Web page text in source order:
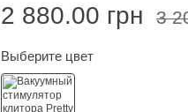
2 880.00 грн 3
Выберите цвет